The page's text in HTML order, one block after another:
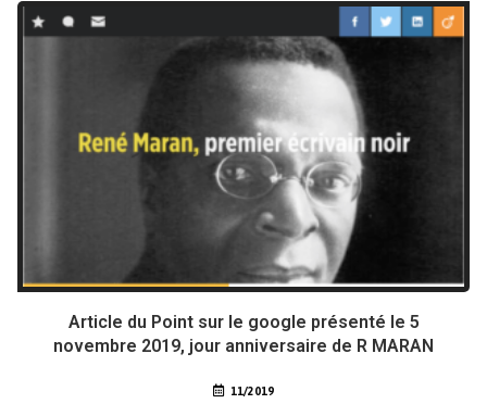
Article du Point sur le google présenté le 5
novembre 2019, jour anniversaire de R MARAN
11/2019